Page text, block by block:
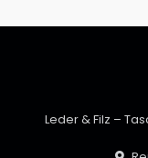
Leder & Filz –